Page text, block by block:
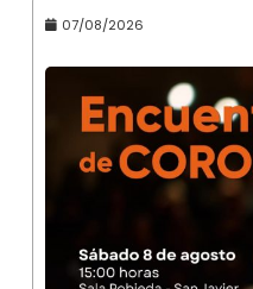
07/08/2026